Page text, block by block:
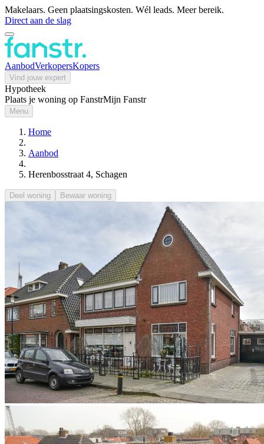
Makelaars. Geen plaatsingskosten. Wél leads. Meer bereik.
Direct aan de slag
AanbodVerkopersKopers
Vind jouw expert
Hypotheek
Plaats je woning op FanstrMijn Fanstr
Menu
Home
Aanbod
Herenbosstraat 4, Schagen
Deel woning Bewaar woning